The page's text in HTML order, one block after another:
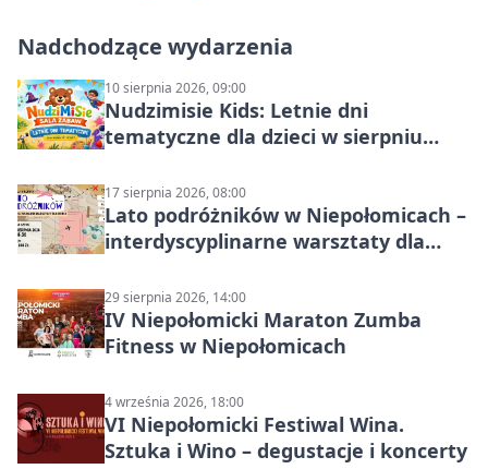
Nadchodzące wydarzenia
10 sierpnia 2026, 09:00
Nudzimisie Kids: Letnie dni
tematyczne dla dzieci w sierpniu
17 sierpnia 2026, 08:00
Lato podróżników w Niepołomicach –
interdyscyplinarne warsztaty dla
29 sierpnia 2026, 14:00
IV Niepołomicki Maraton Zumba
Fitness w Niepołomicach
4 września 2026, 18:00
VI Niepołomicki Festiwal Wina.
Sztuka i Wino – degustacje i koncerty